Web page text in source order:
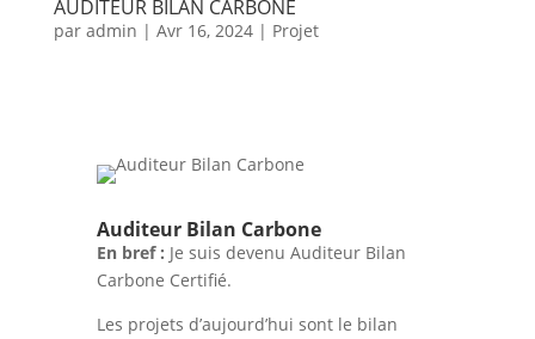
AUDITEUR BILAN CARBONE
par admin | Avr 16, 2024| Projet
Auditeur Bilan Carbone
En bref : Je suis devenu Auditeur Bilan
Carbone Certifié.
Les projets d’aujourd’hui sont le bilan